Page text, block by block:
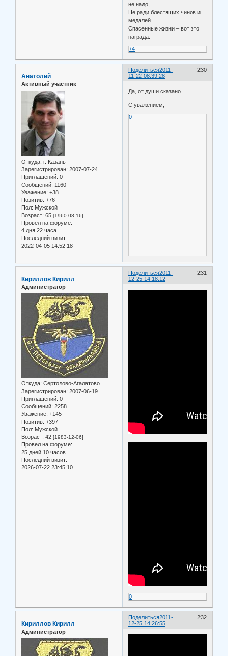
не надо,
Не ради блестящих чинов и
медалей.
Спасенные жизни – вот это
награда.
+4
Поделиться 230
2011-
11-22 08:39:28
Анатолий
Активный участник
Откуда: г. Казань
Зарегистрирован: 2007-07-24
Приглашений: 0
Сообщений: 1160
Уважение: +38
Позитив: +76
Пол: Мужской
Возраст: 65 [1960-08-16]
Провел на форуме:
4 дня 22 часа
Последний визит:
2022-04-05 14:52:18
Да, от души сказано...
С уважением,
0
Поделиться 231
2011-
12-25 14:18:12
Кириллов Кирилл
Администратор
Откуда: Сертолово-Агалатово
Зарегистрирован: 2007-06-19
Приглашений: 0
Сообщений: 2258
Уважение: +145
Позитив: +397
Пол: Мужской
Возраст: 42 [1983-12-06]
Провел на форуме:
25 дней 10 часов
Последний визит:
2026-07-22 23:45:10
0
Поделиться 232
2011-
12-25 14:26:55
Кириллов Кирилл
Администратор